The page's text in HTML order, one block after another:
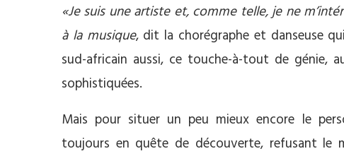
«Je suis une artiste et, comme telle, je ne
à la musique, dit la chorégraphe et danseuse
sud-africain aussi, ce touche-à-tout de génie,
sophistiquées.
Mais pour situer un peu mieux encore le
toujours en quête de découverte, refusant le